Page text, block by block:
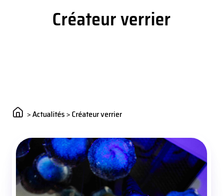
Créateur verrier
>Actualités>Créateur verrier